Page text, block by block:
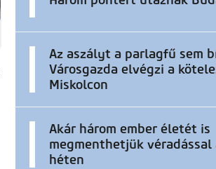
Az aszályt a parlagfű sem
Városgazda elvégzi a
Miskolcon
Akár három ember életét is
megmenthetjük véradással
héten